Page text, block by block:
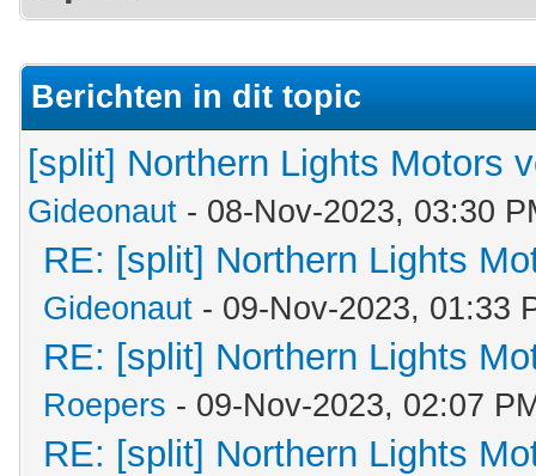
Berichten in dit topic
[split] Northern Lights Motors
Gideonaut - 08-Nov-2023, 03:30
RE: [split] Northern Lights
Gideonaut - 09-Nov-2023, 01:33
RE: [split] Northern Lights
Roepers - 09-Nov-2023, 02:07
RE: [split] Northern Lights